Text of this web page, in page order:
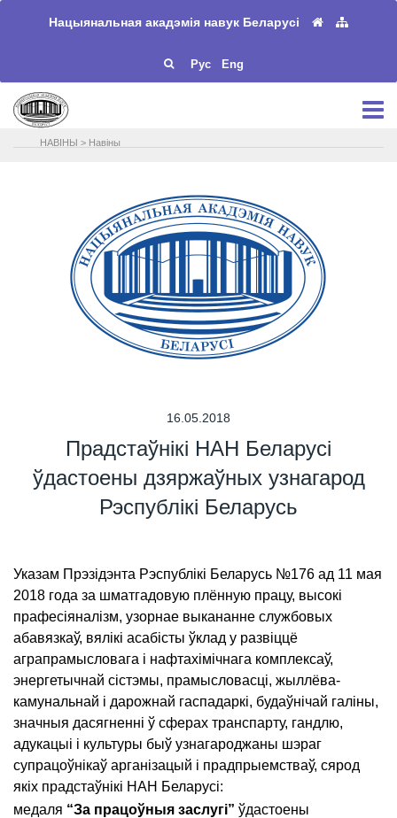
Нацыянальная акадэмія навук Беларусі
Рус Eng
НАВIНЫ > Навіны
16.05.2018
Прадстаўнікі НАН Беларусі
ўдастоены дзяржаўных узнагарод
Рэспублікі Беларусь
Указам Прэзідэнта Рэспублікі Беларусь №176 ад 11 мая
2018 года за шматгадовую плённую працу, высокі
прафесіяналізм, узорнае выкананне службовых
абавязкаў, вялікі асабісты ўклад у развіццё
аграпрамысловага і нафтахімічнага комплексаў,
энергетычнай сістэмы, прамысловасці, жыллёва-
камунальнай і дарожнай гаспадаркі, будаўнічай галіны,
значныя дасягненні ў сферах транспарту, гандлю,
адукацыі і культуры быў узнагароджаны шэраг
супрацоўнікаў арганізацый і прадпрыемстваў, сярод
якіх прадстаўнікі НАН Беларусі:
медаля “За працоўныя заслугі” ўдастоены